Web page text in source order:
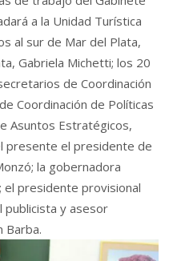
a la Unidad Turística
al sur de Mar del Plata,
Gabriela Michetti; los 20
de Coordinación
Coordinación de Políticas
Asuntos Estratégicos,
presente el presidente de
la gobernadora
el presidente provisional
publicista y asesor
Barba.